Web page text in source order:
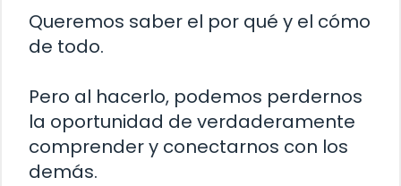
Queremos saber el por qué y el cómo
de todo.
Pero al hacerlo, podemos perdernos
la oportunidad de verdaderamente
comprender y conectarnos con los
demás.